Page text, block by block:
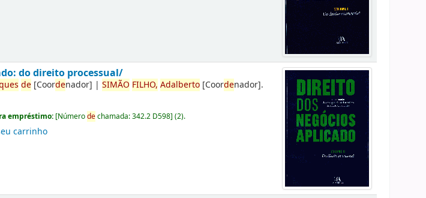
do direito processual/
de [Coordenador] |SIMÃO FILHO, Adalberto [Coordenador].
empréstimo: [Númerodechamada:342.2 D598](2).
carrinho